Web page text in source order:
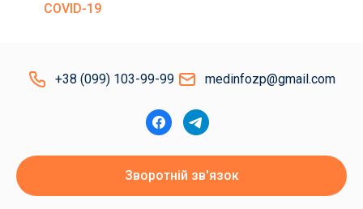
COVID-19
+38 (099) 103-99-99 medinfozp@gmail.com
Зворотній зв'язок